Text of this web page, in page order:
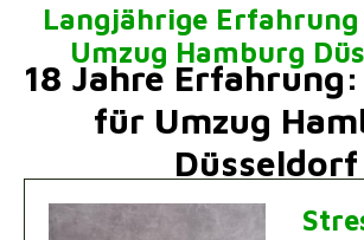
Langjährige
Umzug Hamburg
18 Jahre
für Umzug
Düsseldorf